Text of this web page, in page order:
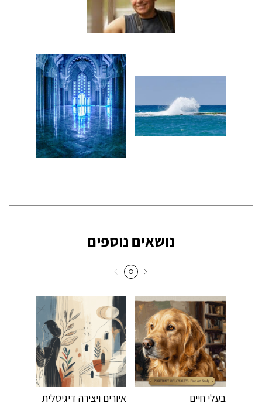
נושאים נוספים
איורים ויצירה דיגיטלית בעלי חיים